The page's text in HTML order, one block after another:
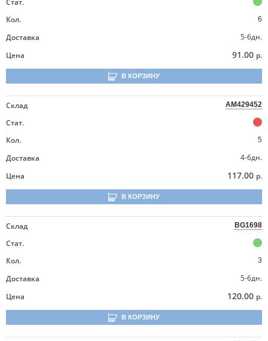
Стат.
Кол.
6
Доставка
5-6дн.
Цена
91.00 р.
В КОРЗИНУ
Склад AM429452
Стат.
Кол.
5
Доставка
4-6дн.
Цена
117.00 р.
В КОРЗИНУ
Склад BG1698
Стат.
Кол.
3
Доставка
5-6дн.
Цена
120.00 р.
В КОРЗИНУ